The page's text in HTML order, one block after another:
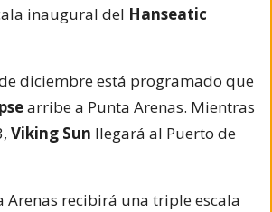
inaugural del Hanseatic
diciembre está programado que
arribe a Punta Arenas. Mientras
Viking Sun llegará al Puerto de
Arenas recibirá una triple escala